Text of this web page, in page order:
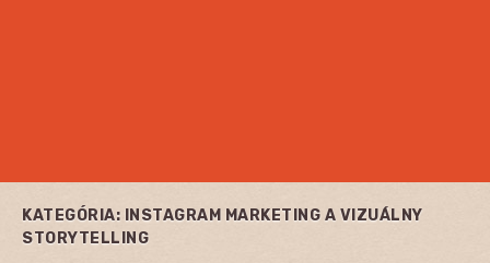
KATEGÓRIA:
INSTAGRAM MARKETING A VIZUÁLNY
STORYTELLING